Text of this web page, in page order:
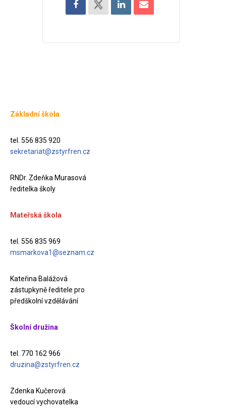
Základní škola
tel. 556 835 920
sekretariat@zstyrfren.cz
RNDr. Zdeňka Murasová
ředitelka školy
Mateřská škola
tel. 556 835 969
msmarkova1@seznam.cz
Kateřina Balážová
zástupkyně ředitele pro
předškolní vzdělávání
Školní družina
tel. 770 162 966
druzina@zstyrfren.cz
Zdenka Kučerová
vedoucí vychovatelka